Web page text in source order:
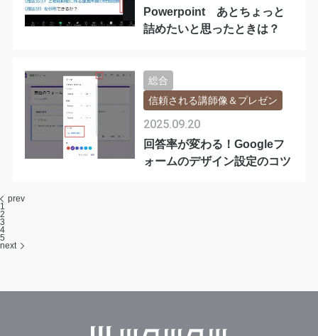
Powerpoint あとちょっと
詰めたいと思ったときは？
回答率が変わる！Googleフ
ォームのデザイン設定のコツ
2025.09.20
総合
信頼される講師像＆プレゼン
prev
1
2
3
4
5
next